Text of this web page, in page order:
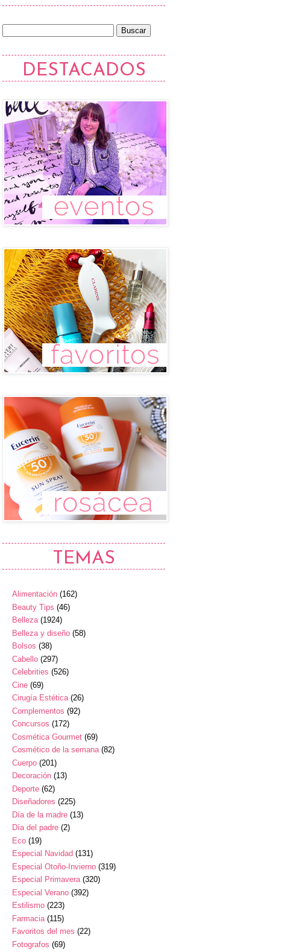
DESTACADOS
TEMAS
Alimentación (162)
Beauty Tips (46)
Belleza (1924)
Belleza y diseño (58)
Bolsos (38)
Cabello (297)
Celebrities (526)
Cine (69)
Cirugía Estética (26)
Complementos (92)
Concursos (172)
Cosmética Gourmet (69)
Cosmético de la semana (82)
Cuerpo (201)
Decoración (13)
Deporte (62)
Diseñadores (225)
Día de la madre (13)
Día del padre (2)
Eco (19)
Especial Navidad (131)
Especial Otoño-Invierno (319)
Especial Primavera (320)
Especial Verano (392)
Estilismo (223)
Farmacia (115)
Favoritos del mes (22)
Fotografos (69)